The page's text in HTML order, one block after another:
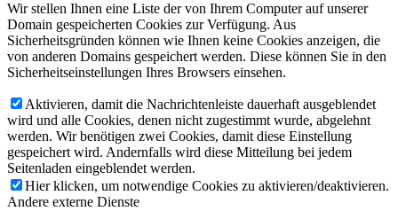
Wir stellen Ihnen eine Liste der von Ihrem Computer auf unserer
Domain gespeicherten Cookies zur Verfügung. Aus
Sicherheitsgründen können wie Ihnen keine Cookies anzeigen, die
von anderen Domains gespeichert werden. Diese können Sie in den
Sicherheitseinstellungen Ihres Browsers einsehen.
Aktivieren, damit die Nachrichtenleiste dauerhaft ausgeblendet
wird und alle Cookies, denen nicht zugestimmt wurde, abgelehnt
werden. Wir benötigen zwei Cookies, damit diese Einstellung
gespeichert wird. Andernfalls wird diese Mitteilung bei jedem
Seitenladen eingeblendet werden.
Hier klicken, um notwendige Cookies zu aktivieren/deaktivieren.
Andere externe Dienste